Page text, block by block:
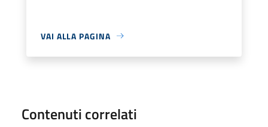
VAI ALLA PAGINA
Contenuti correlati